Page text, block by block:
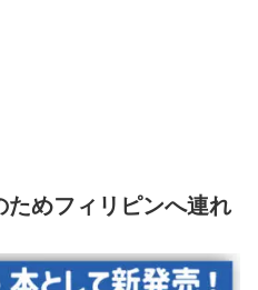
めフィリピンへ連れ